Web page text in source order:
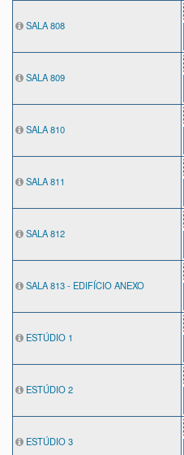
SALA 808
SALA 809
SALA 810
SALA 811
SALA 812
SALA 813 - EDIFÍCIO ANEXO
ESTÚDIO 1
ESTÚDIO 2
ESTÚDIO 3